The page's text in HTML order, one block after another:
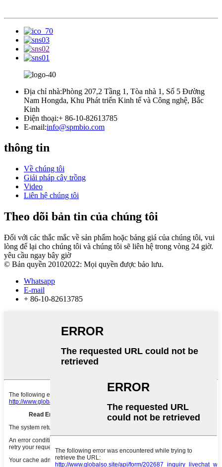
Địa chỉ nhà:Phòng 207,2 Tầng 1, Tòa nhà 1, Số 5 Đường
Nam Hongda, Khu Phát triển Kinh tế và Công nghệ, Bắc
Kinh
Điện thoại:+ 86-10-82613785
E-mail:info@spmbio.com
thông tin
Về chúng tôi
Giải pháp cây trồng
Video
Liên hệ chúng tôi
Theo dõi bản tin của chúng tôi
Đối với các thắc mắc về sản phẩm hoặc bảng giá của chúng tôi, vui
lòng để lại cho chúng tôi và chúng tôi sẽ liên hệ trong vòng 24 giờ.
yêu cầu ngay bây giờ
© Bản quyền 20102022: Mọi quyền được bảo lưu.
Whatsapp
E-mail
+ 86-10-82613785